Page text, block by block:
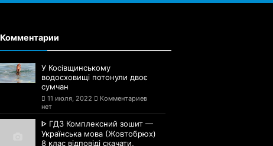
Комментарии
У Косівщинському
водосховищі потонули двоє
сумчан
11 июля, 2022
Комментариев
нет
ᐈ ГДЗ Комплексний зошит —
Українська мова (Жовтобрюх)
8 клас відповіді скачати,